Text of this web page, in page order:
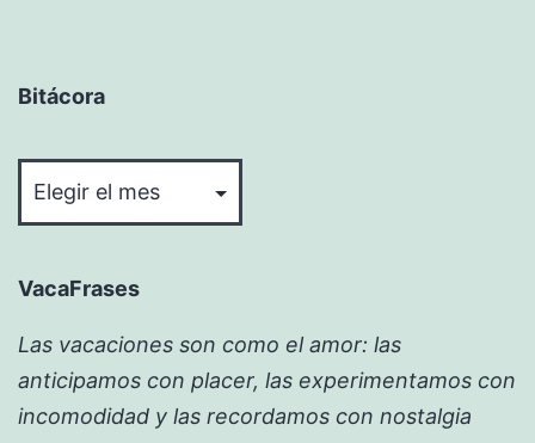
Bitácora
VacaFrases
Las vacaciones son como el amor: las
anticipamos con placer, las experimentamos con
incomodidad y las recordamos con nostalgia